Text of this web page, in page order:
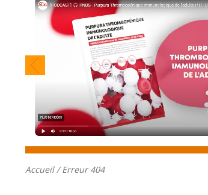
Accueil/ Erreur 404